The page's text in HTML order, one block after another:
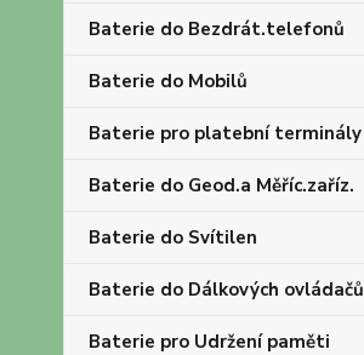
Baterie do Bezdrát.telefonů
Baterie do Mobilů
Baterie pro platební terminály
Baterie do Geod.a Měříc.zaříz.
Baterie do Svítilen
Baterie do Dálkových ovládačů
Baterie pro Udržení paměti